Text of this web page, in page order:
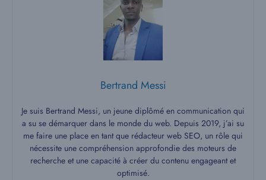
Bertrand Messi
Je suis Bertrand Messi, un jeune diplômé en communication qui
a su se démarquer dans le monde du web. Depuis 2019, j’ai su
me faire une place en tant que rédacteur web SEO, un rôle qui
nécessite une compréhension approfondie des moteurs de
recherche et une capacité à créer du contenu engageant et
optimisé.